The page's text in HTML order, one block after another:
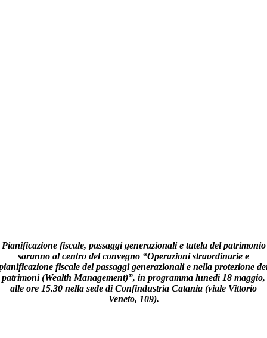
Pianificazione fiscale, passaggi generazionali e tutela del patrimonio
saranno al centro del convegno “Operazioni straordinarie e
fiscale dei passaggi generazionali e nella protezione
patrimoni (Wealth Management)”, in programma lunedì 18 maggio,
alle ore 15.30 nella sede di Confindustria Catania (viale Vittorio
Veneto, 109).